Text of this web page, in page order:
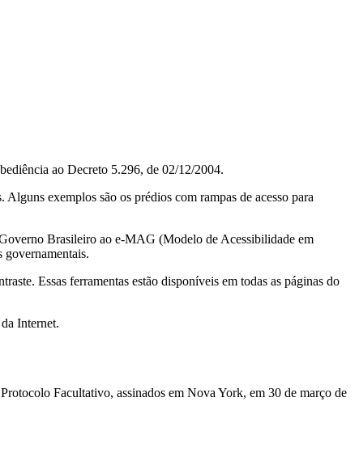
ao Decreto 5.296, de 02/12/2004.
exemplos são os prédios com rampas de acesso para
Brasileiro ao e-MAG (Modelo de Acessibilidade em
governamentais.
Essas ferramentas estão disponíveis em todas as páginas do
Internet.
Facultativo, assinados em Nova York, em 30 de março de